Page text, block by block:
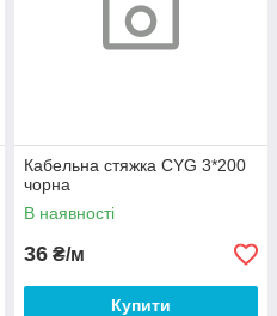
Кабельна стяжка CYG 3*200
чорна
В наявності
36 ₴/м
Купити